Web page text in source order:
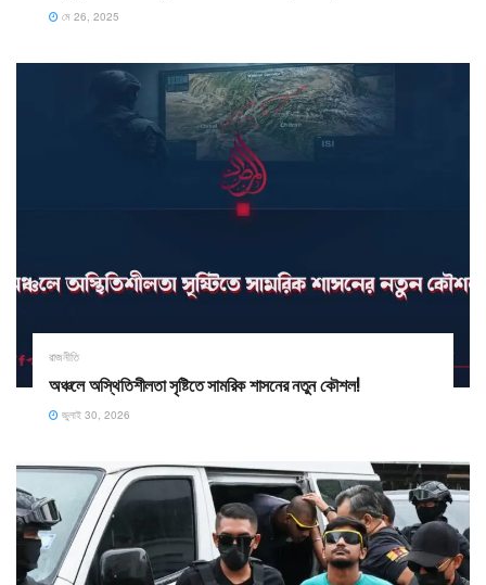
মে 26, 2025
রাজনীতি
অঞ্চলে অস্থিতিশীলতা সৃষ্টিতে সামরিক শাসনের নতুন কৌশল!
জুলাই 30, 2026